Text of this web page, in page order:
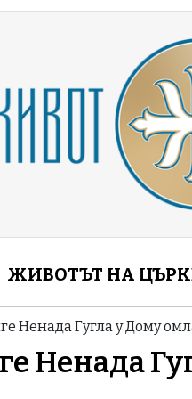
ЖИВОТЪТ НА
Ненада Гугла у Дому
Ненада